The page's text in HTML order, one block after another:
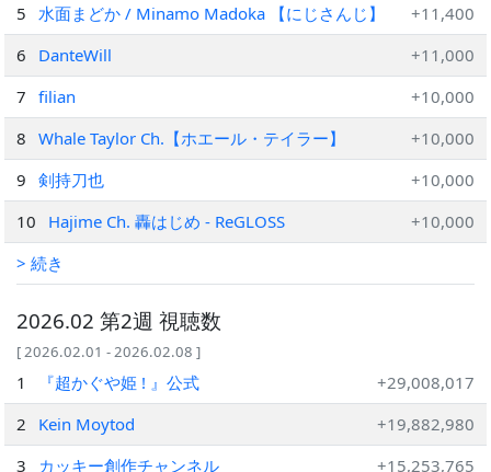
5
水面まどか / Minamo Madoka 【にじさんじ】
+11,400
6
DanteWill
+11,000
7
filian
+10,000
8
Whale Taylor Ch.【ホエール・テイラー】
+10,000
9
剣持刀也
+10,000
10
Hajime Ch. 轟はじめ ‐ ReGLOSS
+10,000
> 続き
2026.02 第2週 視聴数
[ 2026.02.01 - 2026.02.08 ]
1 『超かぐや姫 ! 』公式
+29,008,017
2
Kein Moytod
+19,882,980
3
カッキー創作チャンネル
+15,253,765